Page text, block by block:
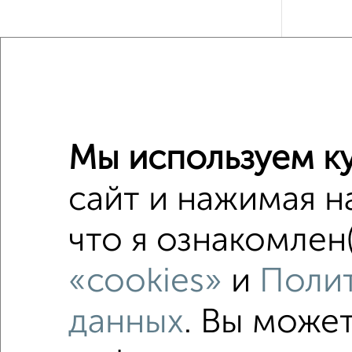
Рядом,
Недалеко
Поиск по
Мы используем
сайт и нажимая
что я
«cookies» и
данных. Вы